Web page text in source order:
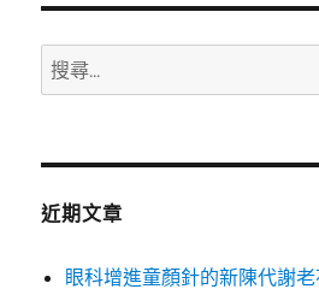
搜
尋
鍵
近期文章
眼科增進童顏針的新陳代謝